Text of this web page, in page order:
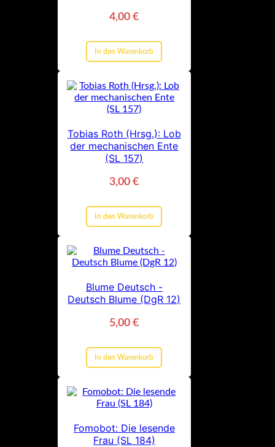
4,00€
In den Warenkorb
Tobias Roth (Hrsg.): Lob
der mechanischen Ente
(SL 157)
3,00€
In den Warenkorb
Blume Deutsch -
Deutsch Blume (DgR 12)
5,00€
In den Warenkorb
Fomobot: Die lesende
Frau (SL 184)